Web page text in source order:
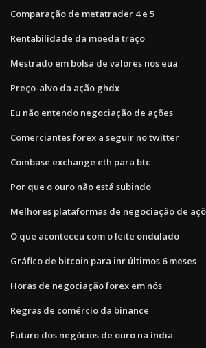
Comparação de metatrader 4 e 5
Rentabilidade da moeda traço
Mestrado em bolsa de valores nos eua
Preço-alvo da ação ghdx
Eu não entendo negociação de ações
Comerciantes forex a seguir no twitter
Coinbase exchange eth para btc
Por que o ouro não está subindo
Melhores plataformas de negociação de
O que aconteceu com o leite ondulado
Gráfico de bitcoin para inr últimos 6 meses
Horas de negociação forex em nós
Regras de comércio da binance
Futuro dos negócios de ouro na índia